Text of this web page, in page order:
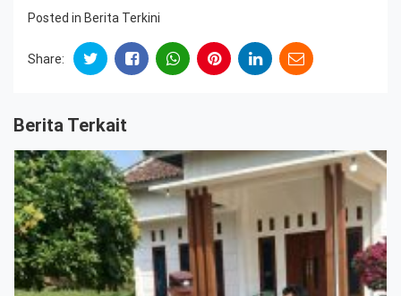
Posted in Berita Terkini
Share:
Berita Terkait